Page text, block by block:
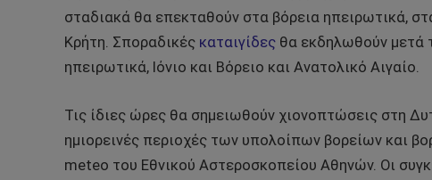
σταδιακά θα επεκταθούν στα βόρεια ηπειρωτικά,
Κρήτη. Σποραδικές καταιγίδες θα εκδηλωθούν μετά
ηπειρωτικά, Ιόνιο και Βόρειο και Ανατολικό Αιγαίο.
Τις ίδιες ώρες θα σημειωθούν χιονοπτώσεις στη
ημιορεινές περιοχές των υπολοίπων βορείων και
meteo του Εθνικού Αστεροσκοπείου Αθηνών. Οι